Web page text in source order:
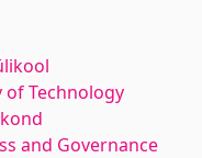
of Technology
and Governance